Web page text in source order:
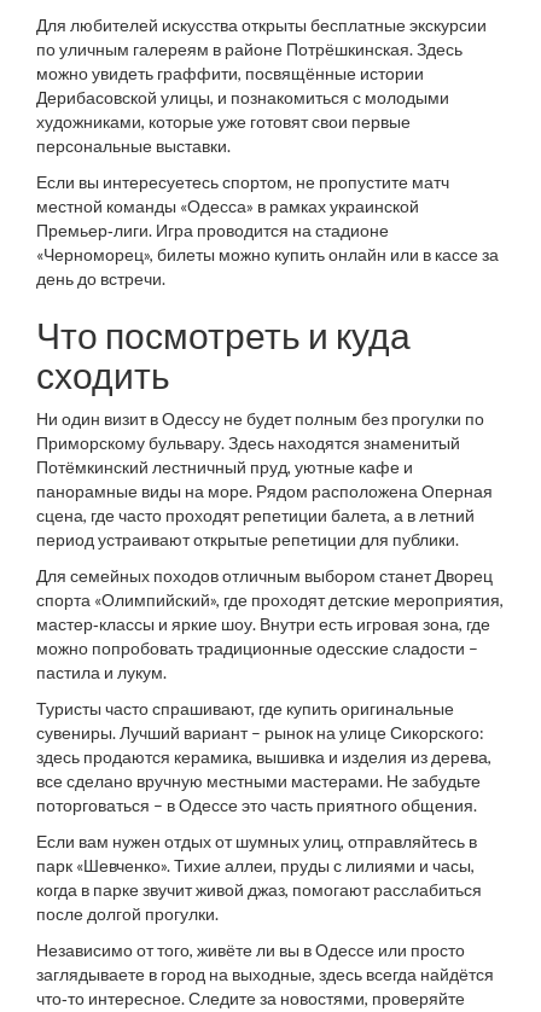
Для любителей искусства открыты бесплатные экскурсии
по уличным галереям в районе Потрёшкинская. Здесь
можно увидеть граффити, посвящённые истории
Дерибасовской улицы, и познакомиться с молодыми
художниками, которые уже готовят свои первые
персональные выставки.
Если вы интересуетесь спортом, не пропустите матч
местной команды «Одесса» в рамках украинской
Премьер‑лиги. Игра проводится на стадионе
«Черноморец», билеты можно купить онлайн или в кассе за
день до встречи.
Что посмотреть и куда
сходить
Ни один визит в Одессу не будет полным без прогулки по
Приморскому бульвару. Здесь находятся знаменитый
Потёмкинский лестничный пруд, уютные кафе и
панорамные виды на море. Рядом расположена Оперная
сцена, где часто проходят репетиции балета, а в летний
период устраивают открытые репетиции для публики.
Для семейных походов отличным выбором станет Дворец
спорта «Олимпийский», где проходят детские мероприятия,
мастер‑классы и яркие шоу. Внутри есть игровая зона, где
можно попробовать традиционные одесские сладости –
пастила и лукум.
Туристы часто спрашивают, где купить оригинальные
сувениры. Лучший вариант – рынок на улице Сикорского:
здесь продаются керамика, вышивка и изделия из дерева,
все сделано вручную местными мастерами. Не забудьте
поторговаться – в Одессе это часть приятного общения.
Если вам нужен отдых от шумных улиц, отправляйтесь в
парк «Шевченко». Тихие аллеи, пруды с лилиями и часы,
когда в парке звучит живой джаз, помогают расслабиться
после долгой прогулки.
Независимо от того, живёте ли вы в Одессе или просто
заглядываете в город на выходные, здесь всегда найдётся
что‑то интересное. Следите за новостями, проверяйте